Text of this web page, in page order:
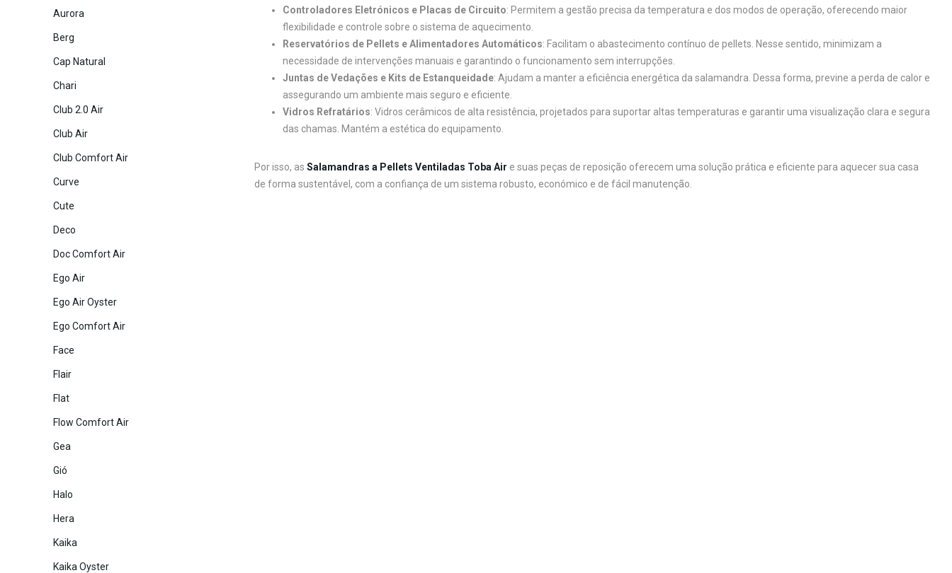
Controladores Eletrónicos e Placas de Circuito: Permitem a gestão precisa da temperatura e dos modos de operação, oferecendo maior
flexibilidade e controle sobre o sistema de aquecimento.
Reservatórios de Pellets e Alimentadores Automáticos: Facilitam o abastecimento contínuo de pellets. Nesse sentido, minimizam a
necessidade de intervenções manuais e garantindo o funcionamento sem interrupções.
Juntas de Vedações e Kits de Estanqueidade: Ajudam a manter a eficiência energética da salamandra. Dessa forma, previne a perda de calor e
assegurando um ambiente mais seguro e eficiente.
Vidros Refratários: Vidros cerâmicos de alta resistência, projetados para suportar altas temperaturas e garantir uma visualização clara e segura
das chamas. Mantém a estética do equipamento.
Por isso, as Salamandras a Pellets Ventiladas Toba Air e suas peças de reposição oferecem uma solução prática e eficiente para aquecer sua casa
de forma sustentável, com a confiança de um sistema robusto, económico e de fácil manutenção.
Aurora
Berg
Cap Natural
Chari
Club 2.0 Air
Club Air
Club Comfort Air
Curve
Cute
Deco
Doc Comfort Air
Ego Air
Ego Air Oyster
Ego Comfort Air
Face
Flair
Flat
Flow Comfort Air
Gea
Gió
Halo
Hera
Kaika
Kaika Oyster